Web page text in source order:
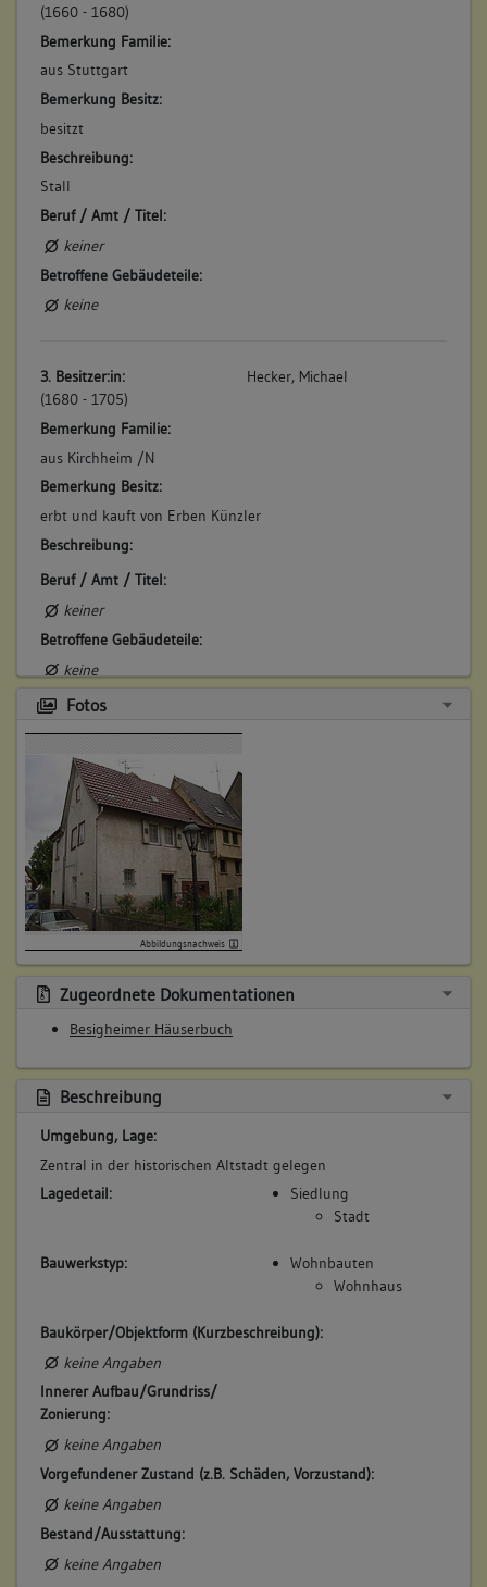
(1660 - 1680)
Bemerkung Familie:
aus Stuttgart
Bemerkung Besitz:
besitzt
Beschreibung:
Stall
Beruf / Amt / Titel:
keiner
Betroffene Gebäudeteile:
keine
3. Besitzer:in:
(1680 - 1705)
Hecker, Michael
Bemerkung Familie:
aus Kirchheim /N
Bemerkung Besitz:
erbt und kauft von Erben Künzler
Beschreibung:
Beruf / Amt / Titel:
keiner
Betroffene Gebäudeteile:
keine
(1705 - 1707)
Bemerkung Familie:
Bemerkung Besitz:
kauft Anteil von Hecker
Beschreibung:
Scheuer, Stall
Beruf / Amt / Titel:
Zeugmacher
Betroffene Gebäudeteile:
(1707 - 1714)
Bemerkung Familie:
Beschreibung:
Beruf / Amt / Titel:
Zeugmacher
Betroffene Gebäudeteile:
6. Besitzer:in:
(1714 - 1721)
Bemerkung Familie:
Fotos
Abbildungsnachweis
Zugeordnete Dokumentationen
Besigheimer Häuserbuch
Beschreibung
Umgebung, Lage:
Zentral in der historischen Altstadt gelegen
Lagedetail:
Siedlung
Stadt
Bauwerkstyp:
Wohnbauten
Wohnhaus
Baukörper/Objektform (Kurzbeschreibung):
keine Angaben
Innerer Aufbau/Grundriss/
Zonierung:
keine Angaben
Vorgefundener Zustand (z.B. Schäden, Vorzustand):
keine Angaben
Bestand/Ausstattung:
keine Angaben